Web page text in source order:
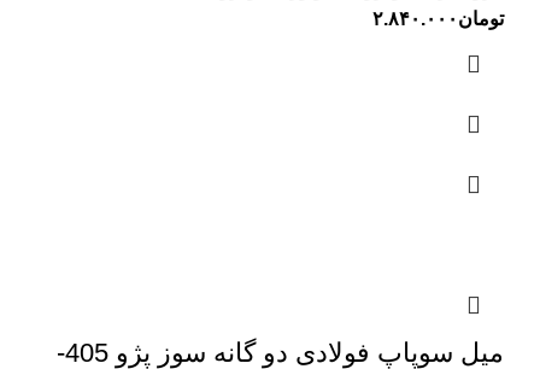
تومان ۲.۸۴۰.۰۰۰
میل سوپاپ فولادی دو گانه سوز پژو 405-